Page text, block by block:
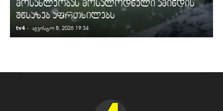
მოსახლეობას მოსალოდნელი ამინდის
შწსაზებ აფრთხილებს
tv4 - აგვისტო 8, 2026 19:34